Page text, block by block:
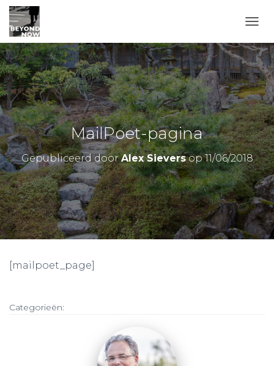
MailPoet-pagina
Gepubliceerd doorAlex Sieversop11/06/2018
[mailpoet_page]
Categorieën: